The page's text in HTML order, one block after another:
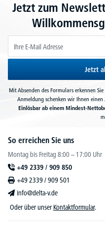
Jetzt zum
Jetzt
Mit Absenden des Formulars erkennen Sie
Anmeldung schenken wir Ihnen einen
Einlösbar ab einem Mindest-
So erreichen Sie uns
Montag bis Freitag 8:00 – 17:00 Uhr
+49 2339 / 909 850
+49 2339 / 909 501
info@delta-v.de
Oder über unser Kontaktformular.